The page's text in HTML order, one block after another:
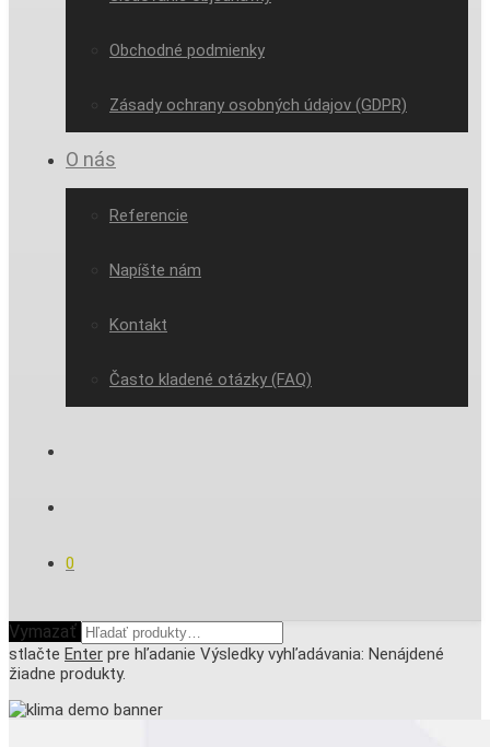
Obchodné podmienky
Zásady ochrany osobných údajov (GDPR)
O nás
Referencie
Napíšte nám
Kontakt
Často kladené otázky (FAQ)
0
Vymazať
stlačte Enter pre hľadanie Výsledky vyhľadávania: Nenájdené
žiadne produkty.